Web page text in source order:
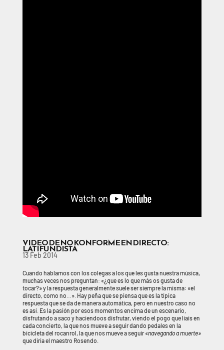
VIDEO DE NO KONFORME EN DIRECTO:
LATIFUNDISTA
13 Feb 2014
Cuando hablamos con los colegas a los que les gusta nuestra música,
muchas veces nos preguntan: «¿que es lo que más os gusta de
tocar?» y la respuesta generalmente suele ser siempre la misma: «el
directo, como no…». Hay peña que se piensa que es la típica
respuesta que se da de manera automática, pero en nuestro caso no
es así. Es la pasión por esos momentos encima de un escenario,
disfrutando a saco y haciendoos disfrutar, viendo el pogo que liais en
cada concierto, la que nos mueve a seguir dando pedales en la
bicicleta del rocanrol, la que nos mueve a seguir«navegando a muerte»
que diria el maestro Rosendo.